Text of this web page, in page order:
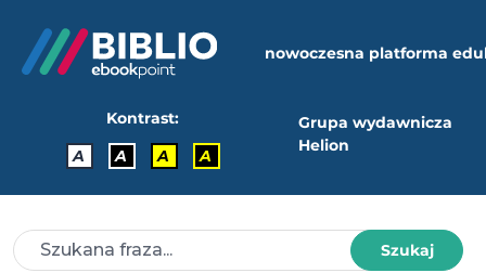
nowoczesna platforma
Kontrast:
A
A A A
Grupa wydawnicza
Helion
Szukaj